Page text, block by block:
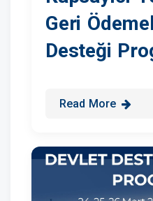
Geri
Desteği
Read More